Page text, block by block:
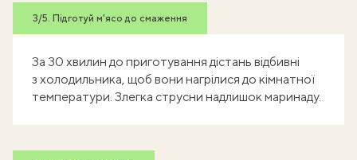
3/5. Підготуй м'ясо до смаження
За 30 хвилин до приготування дістань відбивні
з холодильника, щоб вони нагрілися до кімнатної
температури. Злегка струсни надлишок маринаду.